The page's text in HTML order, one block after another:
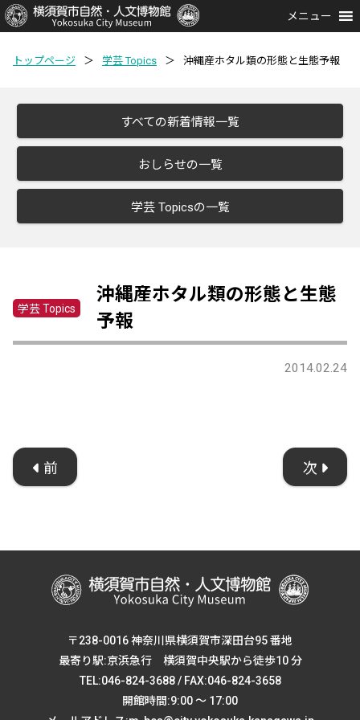
メニュー
トップページ ＞ 学芸 Topics ＞ 沖縄産ホタル類の形態と生態予報
すべての新着情報一覧
おしらせの一覧
学芸 Topicsの一覧
学芸 Topics
沖縄産ホタル類の形態と生態
予報
2014.02.24
前 次
〒238-0016 神奈川県横須賀市深田台95 番地
最寄り駅:京浜急行 横須賀中央駅から徒歩10 分
TEL:046-824-3688 / FAX:046-824-3658
開館時間:9:00 ～ 17:00